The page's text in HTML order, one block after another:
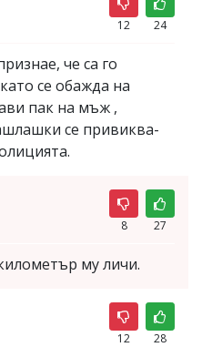
12 24
че са го
се обажда на
пак на мъж ,
се привиква-
8 27
му личи.
12 28